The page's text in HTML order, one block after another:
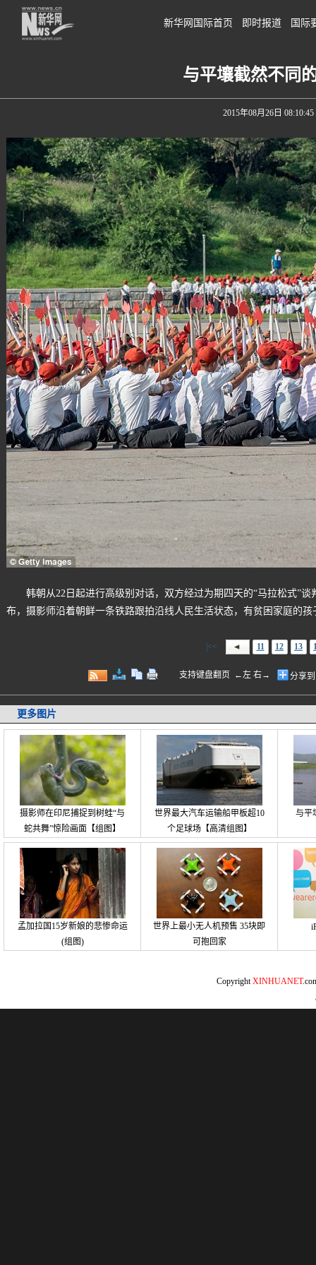
新华网国际首页 即时报道 国际
与平壤截然不同
2015年08月26日 08:10:45
韩朝从22日起进行高级别对话，双方经过为期四天的“马拉松式”
布，摄影师沿着朝鲜一条铁路跟拍沿线人民生活状态，有贫困家庭的
|<< 11 12 13
支持键盘翻页 ←左 右→ 分享
更多图片
摄影师在印尼捕捉到树蛙“与
蛇共舞”惊险画面【组图】
世界最大汽车运输船甲板超10
个足球场【高清组图】
与平
孟加拉国15岁新娘的悲惨命运
(组图)
世界上最小无人机预售 35块即
可抱回家
CopyrightXINHUANET